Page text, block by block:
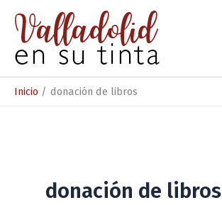
contenido
Inicio donación de libros
donación de libros